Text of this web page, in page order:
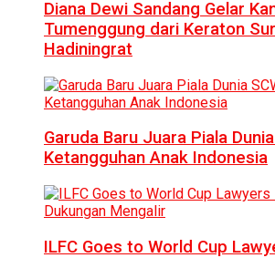
Diana Dewi Sandang Gelar
Tumenggung dari Keraton
Hadiningrat
Garuda Baru Juara Piala
Ketangguhan Anak Indonesia
ILFC Goes to World Cup